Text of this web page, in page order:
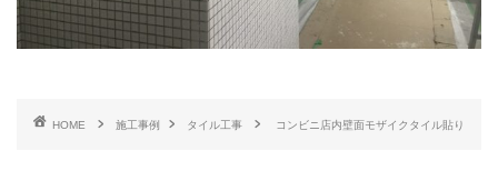
HOME 施工事例 タイル工事 コンビニ店内壁面モザイクタイル貼り